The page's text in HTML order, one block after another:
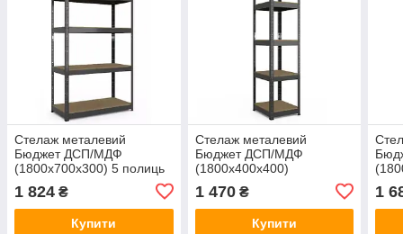
Стелаж металевий
Бюджет ДСП/МДФ
(1800х700х300) 5 полиць
1 824 ₴
Купити
Стелаж металевий
Бюджет ДСП/МДФ
(1800х400х400)
1 470₴
Купити
1